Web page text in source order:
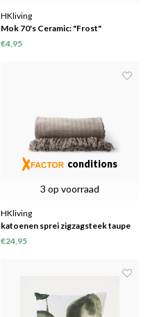
HKliving
Mok 70's Ceramic: "Frost"
€4,95
3 op voorraad
conditions
HKliving
katoenen sprei zigzagsteek taupe
(130x170cm)
€24,95